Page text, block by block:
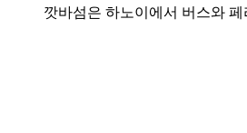
깟바섬은 하노이에서 버스와